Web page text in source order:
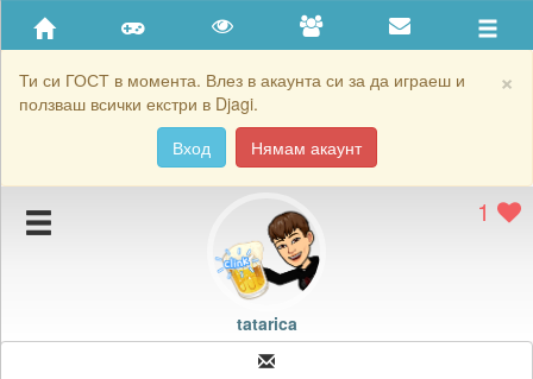
×
Ти си ГОСТ в момента. Влез в акаунта си за да играеш и
ползваш всички екстри в Djagi.
Вход
Нямам акаунт
Приятели
Хронология на игри
Подаръците на tatarica
Картичките на tatarica
1
tatarica